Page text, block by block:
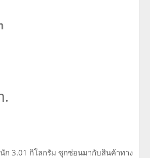
ก 3.01 กิโลกรัม ซุกซ่อนมากับสินค้าทาง